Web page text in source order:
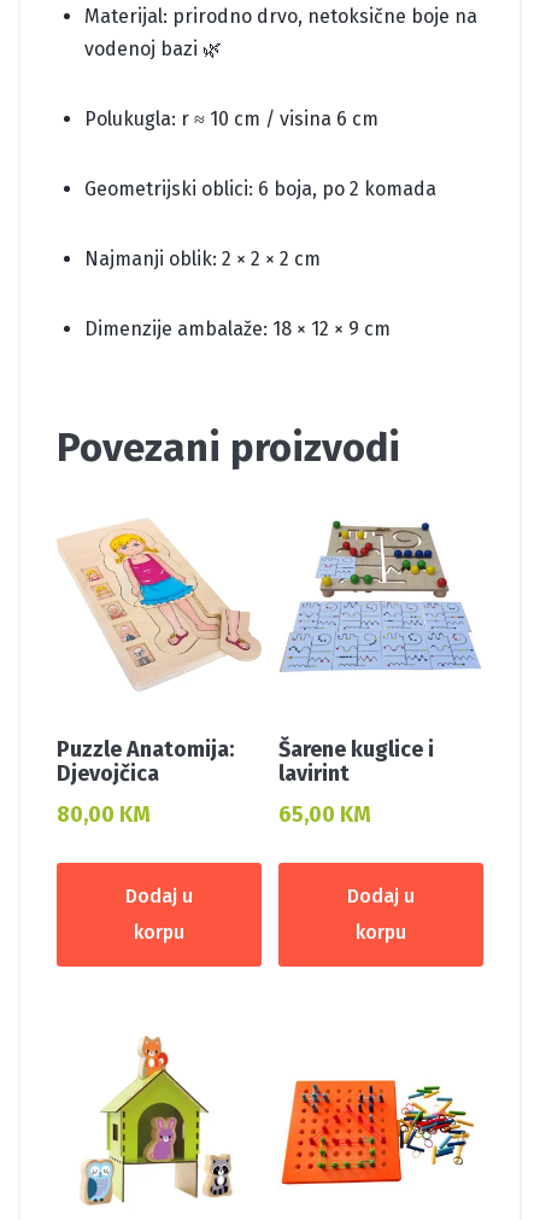
Materijal: prirodno drvo, netoksične boje na
vodenoj bazi 🌿
Polukugla: r ≈ 10 cm / visina 6 cm
Geometrijski oblici: 6 boja, po 2 komada
Najmanji oblik: 2 × 2 × 2 cm
Dimenzije ambalaže: 18 × 12 × 9 cm
Povezani proizvodi
Puzzle Anatomija:
Djevojčica
80,00 KM
Dodaj u
korpu
Šarene kuglice i
lavirint
65,00 KM
Dodaj u
korpu